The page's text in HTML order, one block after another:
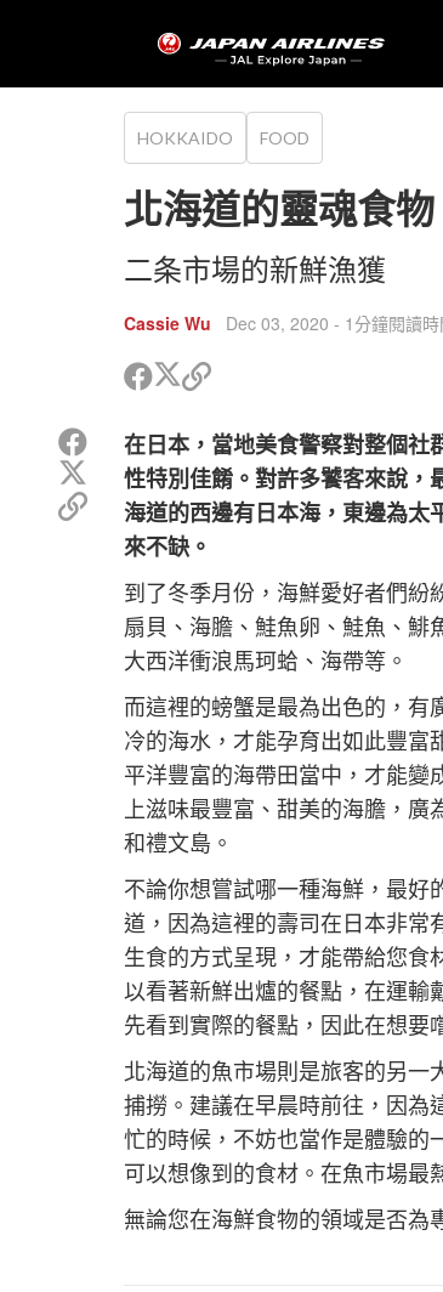
HOKKAIDO FOOD
北海道的靈魂食物
二条市場的新鮮漁獲
Cassie Wu Dec 03, 2020 - 1分鐘閱讀時
分
Facebook
分
享
Twitter
複
接
以
分
享
分
Facebook
享
Twitter
複
在日本，當地美食警察對整個社
性特別佳餚。對許多饕客來說
海道的西邊有日本海，東邊為太
來不缺。
到了冬季月份，海鮮愛好者們紛
扇貝、海膽、鮭魚卵、鮭魚、鯡
大西洋衝浪馬珂蛤、海帶等。
而這裡的螃蟹是最為出色的，有
冷的海水，才能孕育出如此豐富
平洋豐富的海帶田當中，才能變
上滋味最豐富、甜美的海膽，
和禮文島。
不論你想嘗試哪一種海鮮，最好
道，因為這裡的壽司在日本非常
生食的方式呈現，才能帶給您食
以看著新鮮出爐的餐點，在運輸
先看到實際的餐點，因此在想要
北海道的魚市場則是旅客的另一
捕撈。建議在早晨時前往，因為
忙的時候，不妨也當作是體驗的
可以想像到的食材。在魚市場最
無論您在海鮮食物的領域是否為